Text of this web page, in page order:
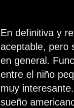
En definitiva y
aceptable, pero
en general.
entre el niño
muy
sueño